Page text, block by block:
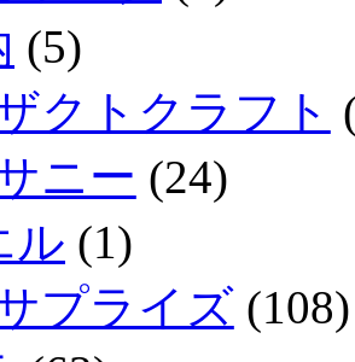
(5)
クトクラフト
ニー (24)
ル (1)
プライズ(108)